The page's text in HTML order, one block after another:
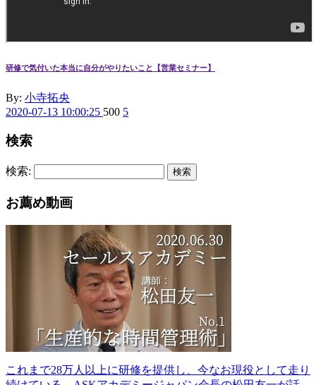
研修で気付いた本当に自分がやりたいこと【営業セミナー】
By: 小寺拓央
2020-07-13 10:00:25 500 5
検索
検索: 検索
お薦め動画